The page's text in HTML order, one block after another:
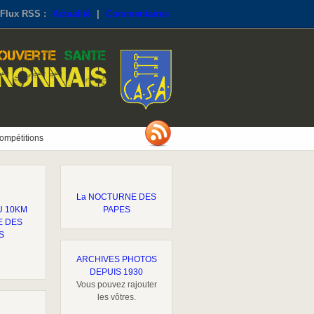
Flux RSS : Actualité Commentaires
10KM
DES
La NOCTURNE DES
PAPES
ARCHIVES PHOTOS
DEPUIS 1930
Vous pouvez rajouter
les vôtres.